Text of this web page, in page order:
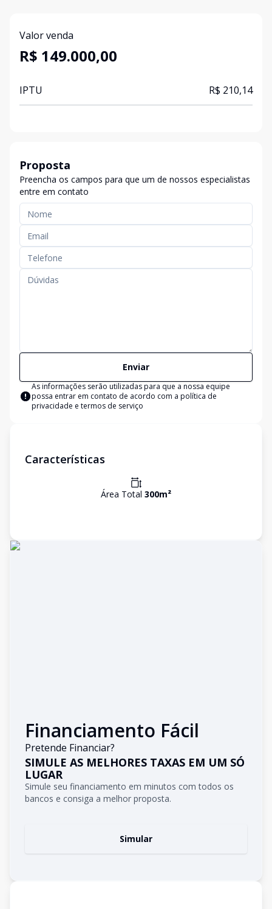
Valor venda
R$ 149.000,00
IPTU R$ 210,14
Proposta
Preencha os campos para que um de nossos especialistas
entre em contato
Enviar
As informações serão utilizadas para que a nossa equipe
possa entrar em contato de acordo com a política de
privacidade e termos de serviço
Características
Área Total 300m²
Financiamento Fácil
Pretende Financiar?
SIMULE AS MELHORES TAXAS EM UM SÓ
LUGAR
Simule seu financiamento em minutos com todos os
bancos e consiga a melhor proposta.
Simular